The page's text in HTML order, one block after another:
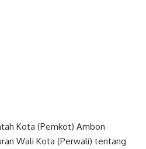
Kota (Pemkot) Ambon
Wali Kota (Perwali) tentang